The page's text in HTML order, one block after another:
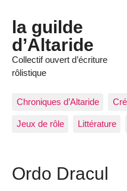
la guilde
d’Altaride
Collectif ouvert d’écriture
rôlistique
Chroniques d’Altaride
Jeux de rôle Littérature
Ordo Dracul